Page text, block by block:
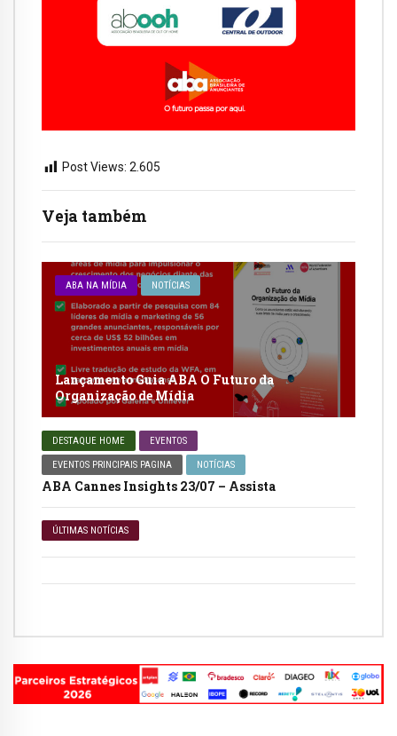
Veja também
ABA NA MÍDIA NOTÍCIAS
Lançamento Guia ABA O Futuro da
Organização de Mídia
DESTAQUE HOME EVENTOS
EVENTOS PRINCIPAIS PAGINA NOTÍCIAS
ABA Cannes Insights 23/07 – Assista
ÚLTIMAS NOTÍCIAS
Post Views: 2.605